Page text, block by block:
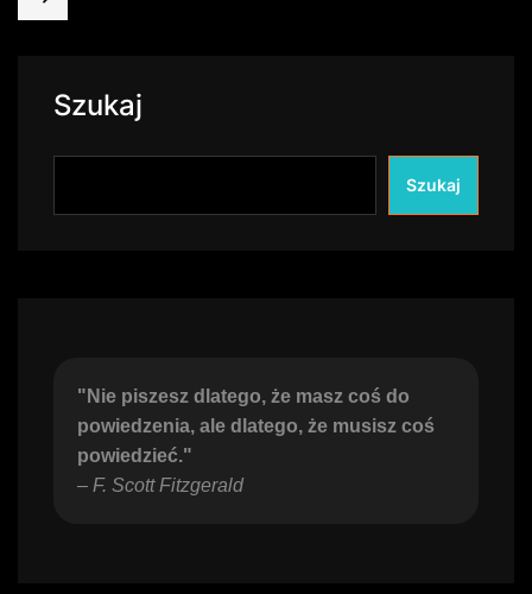
Szukaj
Szukaj
"Nie piszesz dlatego, że masz coś do
powiedzenia, ale dlatego, że musisz coś
powiedzieć."
– F. Scott Fitzgerald